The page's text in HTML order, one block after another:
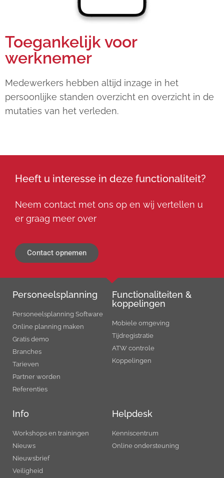
Toegankelijk voor
werknemer
Medewerkers hebben altijd inzage in het
persoonlijke standen overzicht en overzicht in de
mutaties van het verleden.
Heeft u interesse in deze functionaliteit?
Neem contact met ons op en wij vertellen u
er graag meer over
Contact opnemen
Personeels­planning
Personeelsplanning Software
Online planning maken
Gratis demo
Branches
Tarieven
Partner worden
Referenties
Functionaliteiten &
koppelingen
Mobiele omgeving
Tijdregistratie
ATW controle
Koppelingen
Info
Workshops en trainingen
Nieuws
Nieuwsbrief
Veiligheid
Helpdesk
Kenniscentrum
Online ondersteuning